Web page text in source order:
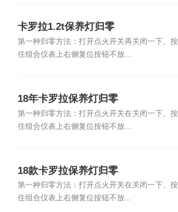
卡罗拉1.2t保养灯归零
第一种归零方法：打开点火开关再关闭一下、按
住组合仪表上右侧复位按钮不放...
18年卡罗拉保养灯归零
第一种归零方法：打开点火开关在关闭一下、按
住组合仪表上右侧复位按钮不放...
18款卡罗拉保养灯归零
第一种归零方法：打开点火开关在关闭一下、按
住组合仪表上右侧复位按钮不放...